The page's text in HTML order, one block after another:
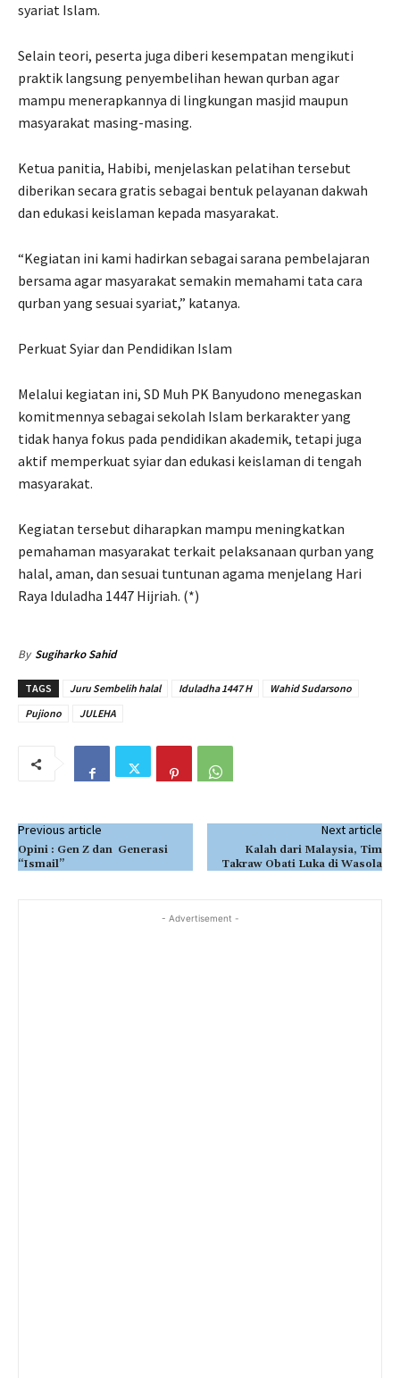
syariat Islam.
Selain teori, peserta juga diberi kesempatan mengikuti
praktik langsung penyembelihan hewan qurban agar
mampu menerapkannya di lingkungan masjid maupun
masyarakat masing-masing.
Ketua panitia, Habibi, menjelaskan pelatihan tersebut
diberikan secara gratis sebagai bentuk pelayanan dakwah
dan edukasi keislaman kepada masyarakat.
“Kegiatan ini kami hadirkan sebagai sarana pembelajaran
bersama agar masyarakat semakin memahami tata cara
qurban yang sesuai syariat,” katanya.
Perkuat Syiar dan Pendidikan Islam
Melalui kegiatan ini, SD Muh PK Banyudono menegaskan
komitmennya sebagai sekolah Islam berkarakter yang
tidak hanya fokus pada pendidikan akademik, tetapi juga
aktif memperkuat syiar dan edukasi keislaman di tengah
masyarakat.
Kegiatan tersebut diharapkan mampu meningkatkan
pemahaman masyarakat terkait pelaksanaan qurban yang
halal, aman, dan sesuai tuntunan agama menjelang Hari
Raya Iduladha 1447 Hijriah. (*)
By Sugiharko Sahid
TAGS Juru Sembelih halal Iduladha 1447 H
Wahid Sudarsono
Pujiono
JULEHA
Previous article
Opini : Gen Z dan Generasi
“Ismail”
Next article
Kalah dari Malaysia, Tim
Takraw Obati Luka di Wasola
- Advertisement -